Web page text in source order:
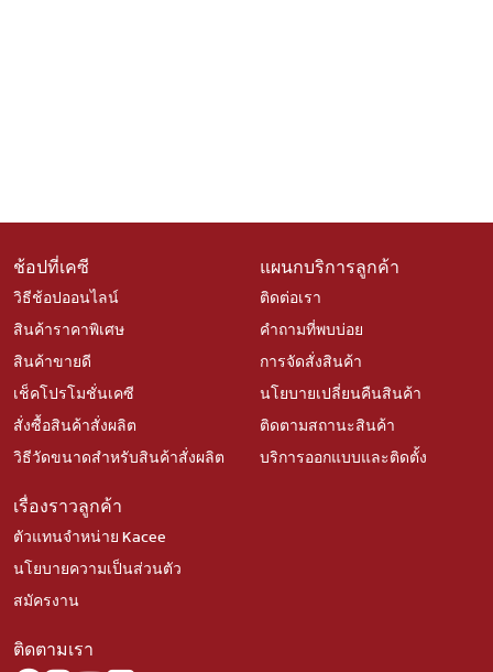
ช้อปที่เคซี
วิธีช้อปออนไลน์
สินค้าราคาพิเศษ
สินค้าขายดี
เช็คโปรโมชั่นเคซี
สั่งซื้อสินค้าสั่งผลิต
วิธีวัดขนาดสำหรับสินค้าสั่งผลิต
แผนกบริการลูกค้า
ติดต่อเรา
คำถามที่พบบ่อย
การจัดสั่งสินค้า
นโยบายเปลี่ยนคืนสินค้า
ติดตามสถานะสินค้า
บริการออกแบบและติดตั้ง
เรื่องราวลูกค้า
ตัวแทนจำหน่าย Kacee
นโยบายความเป็นส่วนตัว
สมัครงาน
ติดตามเรา